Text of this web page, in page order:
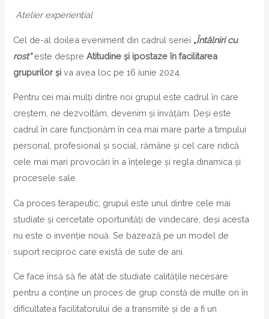
Atelier experiențial
Cel de-al doilea eveniment din cadrul seriei „Întâlniri cu
rost” este despreAtitudine și ipostaze în facilitarea
grupurilor șiva avea loc pe 16 iunie 2024.
Pentru cei mai mulți dintre noi grupul este cadrul în care
creștem, ne dezvoltăm, devenim și învățăm. Deși este
cadrul în care funcționăm în cea mai mare parte a timpului
personal, profesional și social, rămâne și cel care ridică
cele mai mari provocări în a înțelege și regla dinamica și
procesele sale.
Ca proces terapeutic, grupul este unul dintre cele mai
studiate și cercetate oportunități de vindecare, deși acesta
nu este o invenție nouă. Se bazează pe un model de
suport reciproc care există de sute de ani.
Ce face însă să fie atât de studiate calitățile necesare
pentru a conține un proces de grup constă de multe ori în
dificultatea facilitatorului de a transmite și de a fi un